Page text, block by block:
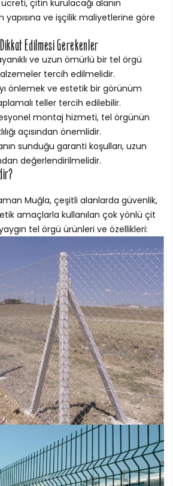
çitin kurulacağı alanın
yapısına ve işçilik maliyetlerine göre
Edilmesi Gerekenler
ve uzun ömürlü bir tel örgü
tercih edilmelidir.
önlemek ve estetik bir görünüm
teller tercih edilebilir.
montaj hizmeti, tel örgünün
açısından önemlidir.
sunduğu garanti koşulları, uzun
değerlendirilmelidir.
Muğla, çeşitli alanlarda güvenlik,
amaçlarla kullanılan çok yönlü çit
tel örgü ürünleri ve özellikleri: